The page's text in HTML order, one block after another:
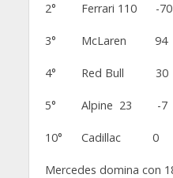
2° Ferrari 110 -70
3° McLaren
4° Red Bull
5° Alpine 23 -7
10° Cadillac
Mercedes domina con